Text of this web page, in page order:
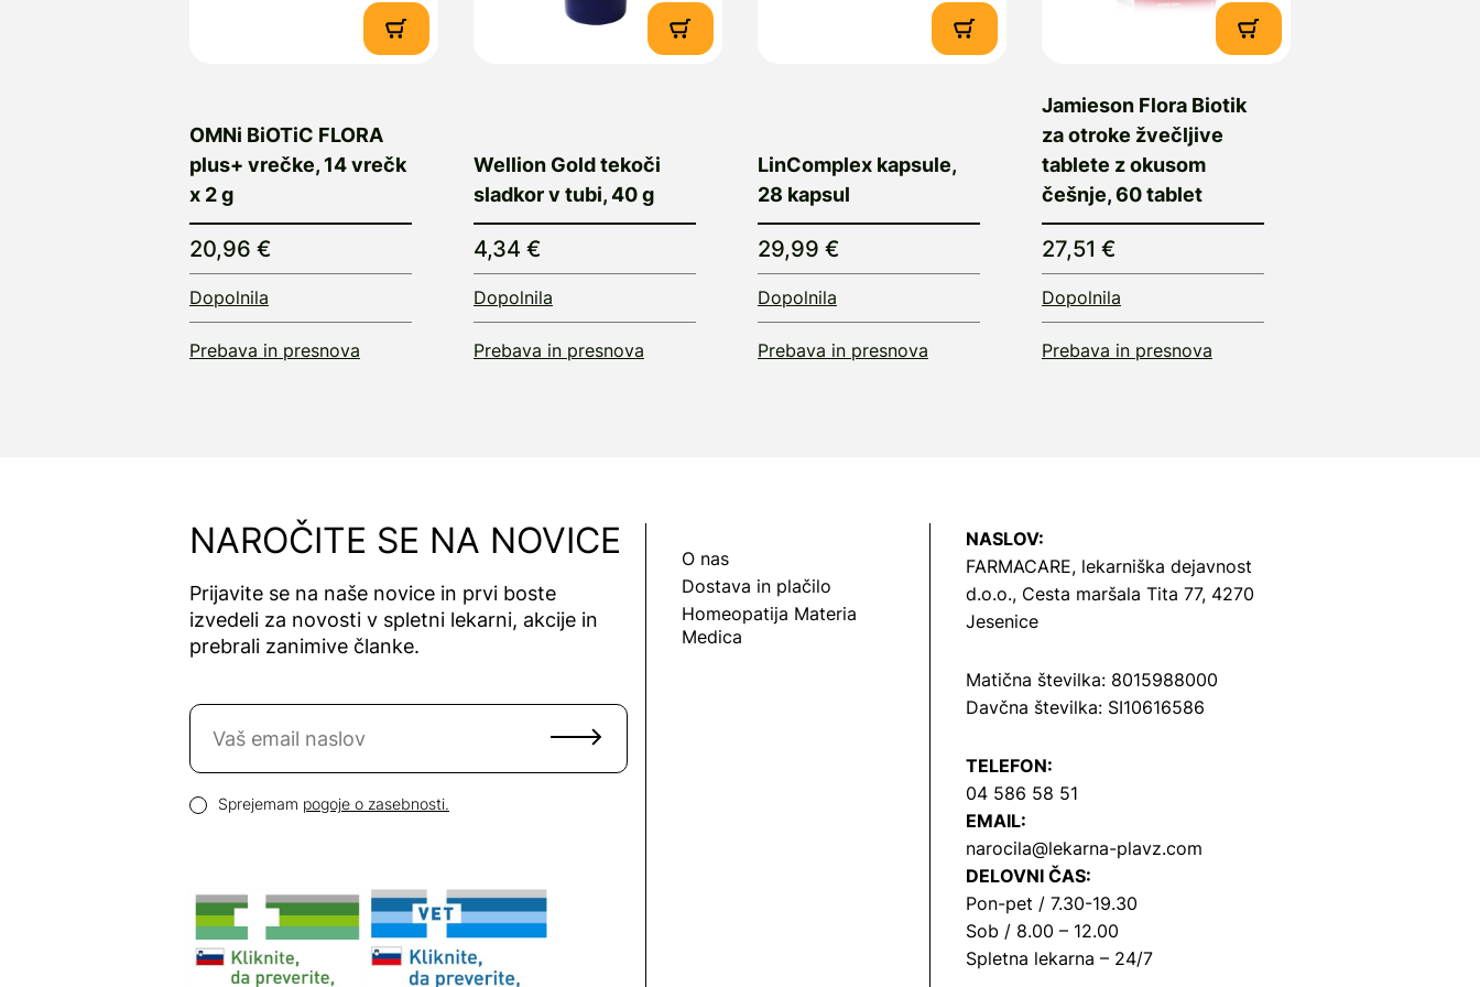
OMNi BiOTiC FLORA
plus+ vrečke, 14 vrečk
x 2 g
20,96 €
Dopolnila
Prebava in presnova
Wellion Gold tekoči
sladkor v tubi, 40 g
4,34 €
Dopolnila
Prebava in presnova
LinComplex kapsule,
28 kapsul
29,99 €
Dopolnila
Prebava in presnova
Jamieson Flora Biotik
za otroke žvečljive
tablete z okusom
češnje, 60 tablet
27,51 €
Dopolnila
Prebava in presnova
NAROČITE SE NA NOVICE
Prijavite se na naše novice in prvi boste
izvedeli za novosti v spletni lekarni, akcije in
prebrali zanimive članke.
Naročite se na novice
Pogoji zasebnosti
Sprejemam pogoje o zasebnosti.
O nas
Dostava in plačilo
Homeopatija Materia
Medica
NASLOV:
FARMACARE, lekarniška dejavnost
d.o.o., Cesta maršala Tita 77, 4270
Jesenice
Matična številka: 8015988000
Davčna številka: SI10616586
TELEFON:
04 586 58 51
EMAIL:
narocila@lekarna-plavz.com
DELOVNI ČAS:
Pon-pet / 7.30-19.30
Sob / 8.00 – 12.00
Spletna lekarna – 24/7